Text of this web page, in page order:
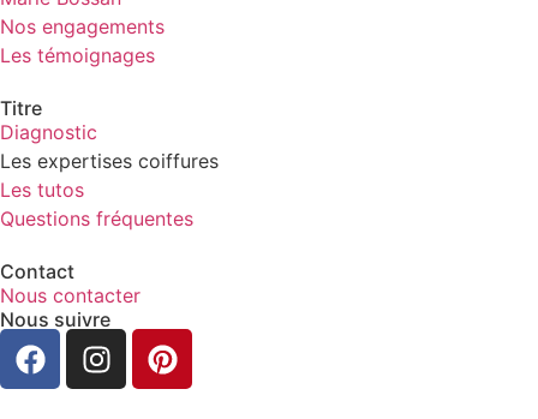
Nos engagements
Les témoignages
Titre
Diagnostic
Les expertises coiffures
Les tutos
Questions fréquentes
Contact
Nous contacter
Nous suivre